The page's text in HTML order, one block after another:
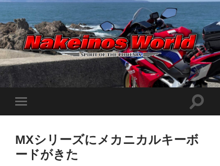
Nakeinos
world
ノ
ー
ル
バ
メ
ュ
検
ー
ル
MXシリーズにメカニカルキーボ
ードがきた